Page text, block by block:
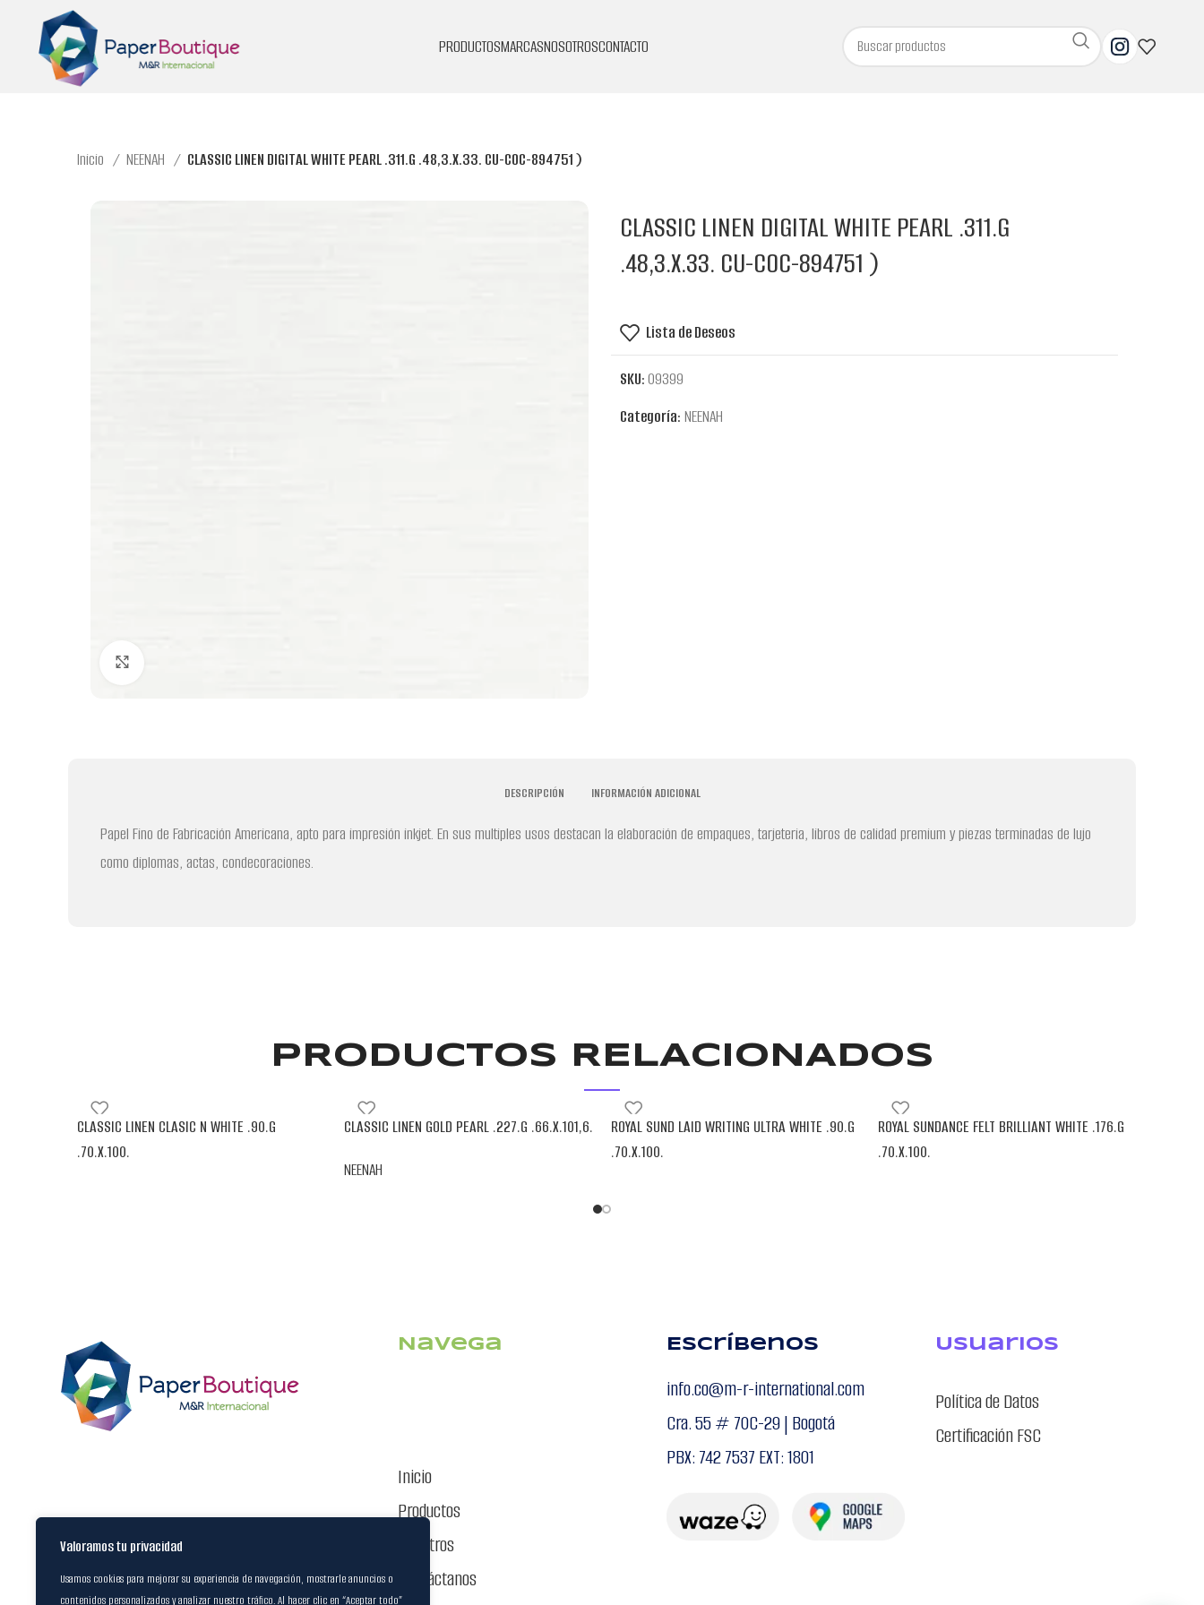
Valoramos tu privacidad
Usamos cookies para mejorar su experiencia de navegación, mostrarle anuncios o
contenidos personalizados y analizar nuestro tráfico. Al hacer clic en “Aceptar todo”
PRODUCTOSMARCASNOSOTROSCONTACTO
Inicio NEENAH CLASSIC LINEN DIGITAL WHITE PEARL .311.G .48,3.X.33. CU-COC-894751 )
CLASSIC LINEN DIGITAL WHITE PEARL .311.G
.48,3.X.33. CU-COC-894751 )
Lista de Deseos
SKU:09399
Categoría: NEENAH
DESCRIPCIÓN INFORMACIÓN ADICIONAL
Papel Fino de Fabricación Americana, apto para impresión inkjet. En sus multiples usos destacan la elaboración de empaques, tarjeteria, libros de calidad premium y piezas terminadas de lujo
como diplomas, actas, condecoraciones.
PRODUCTOS RELACIONADOS
CLASSIC LINEN CLASIC N WHITE .90.G
.70.X.100.
CLASSIC LINEN GOLD PEARL .227.G .66.X.101,6.
NEENAH
ROYAL SUND LAID WRITING ULTRA WHITE .90.G
.70.X.100.
ROYAL SUNDANCE FELT BRILLIANT WHITE .176.G
.70.X.100.
Navega
Inicio
Productos
Nosotros
Contáctanos
Escríbenos
info.co@m-r-international.com
Cra. 55 # 70C-29 | Bogotá
PBX: 742 7537 EXT: 1801
USuarios
Política de Datos
Certificación FSC